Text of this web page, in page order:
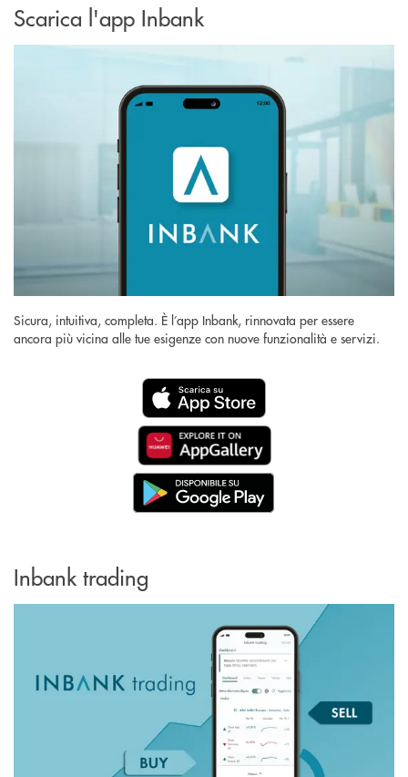
Scarica l'app Inbank
Sicura, intuitiva, completa. È l’app Inbank, rinnovata per essere
ancora più vicina alle tue esigenze con nuove funzionalità e servizi.
Inbank trading